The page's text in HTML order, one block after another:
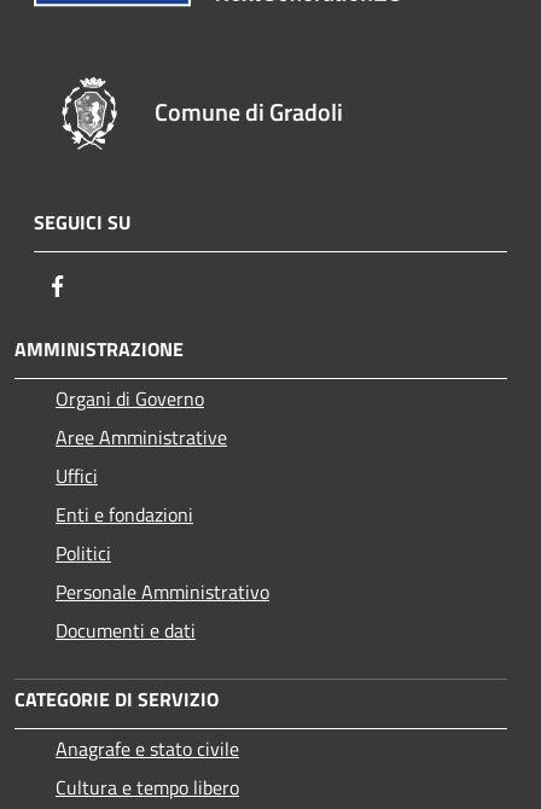
Comune di Gradoli
SEGUICI SU
AMMINISTRAZIONE
Organi di Governo
Aree Amministrative
Uffici
Enti e fondazioni
Politici
Personale Amministrativo
Documenti e dati
CATEGORIE DI SERVIZIO
Anagrafe e stato civile
Cultura e tempo libero